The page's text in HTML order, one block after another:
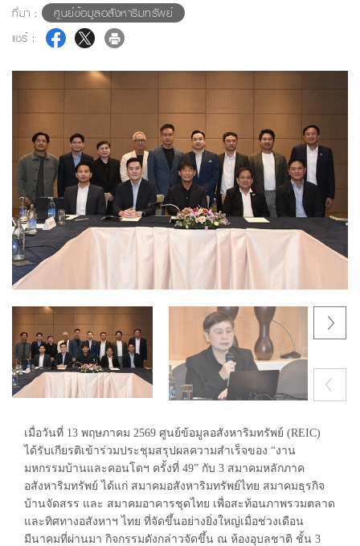
ที่มา :
ศูนย์ข้อมูลอสังหาริมทรัพย์
แชร์ :
เมื่อวันที่ 13 พฤษภาคม 2569 ศูนย์ข้อมูลอสังหาริมทรัพย์ (REIC)
ได้รับเกียรติเข้าร่วมประชุมสรุปผลความสำเร็จของ “งาน
มหกรรมบ้านและคอนโดฯ ครั้งที่ 49” กับ 3 สมาคมหลักภาค
อสังหาริมทรัพย์ ได้แก่ สมาคมอสังหาริมทรัพย์ไทย สมาคมธุรกิจ
บ้านจัดสรร และ สมาคมอาคารชุดไทย เพื่อสะท้อนภาพรวมตลาด
และทิศทางอสังหาฯ ไทย ที่จัดขึ้นอย่างยิ่งใหญ่เมื่อช่วงเดือน
มีนาคมที่ผ่านมา กิจกรรมดังกล่าวจัดขึ้น ณ ห้องอุบลชาติ ชั้น 3